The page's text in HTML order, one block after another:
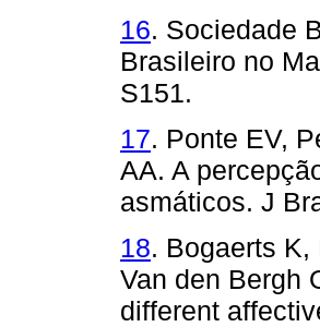
16. Sociedade
Brasileiro no
S151.
17. Ponte EV,
AA. A
asmáticos. J
18. Bogaerts
Van den Bergh
different